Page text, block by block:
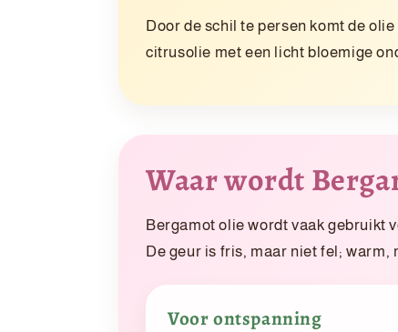
Door de schil te persen komt de
citrusolie met een licht bloemige
Waar wordt
Bergamot olie wordt vaak gebruikt
De geur is fris, maar niet fel; warm,
Voor ontspanning